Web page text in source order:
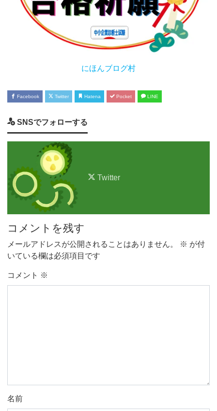
にほんブログ村
Facebook Twitter Hatena Pocket LINE
SNSでフォローする
Twitter
コメントを残す
メールアドレスが公開されることはありません。 ※ が付
いている欄は必須項目です
コメント ※
名前